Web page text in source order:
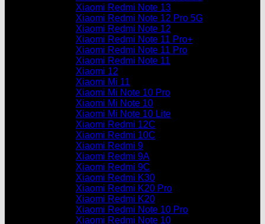
Xiaomi Redmi Note 13
Xiaomi Redmi Note 12 Pro 5G
Xiaomi Redmi Note 12
Xiaomi Redmi Note 11 Pro+
Xiaomi Redmi Note 11 Pro
Xiaomi Redmi Note 11
Xiaomi 12
Xiaomi Mi 11
Xiaomi Mi Note 10 Pro
Xiaomi Mi Note 10
Xiaomi Mi Note 10 Lite
Xiaomi Redmi 12C
Xiaomi Redmi 10C
Xiaomi Redmi 9
Xiaomi Redmi 9A
Xiaomi Redmi 9C
Xiaomi Redmi K30
Xiaomi Redmi K20 Pro
Xiaomi Redmi K20
Xiaomi Redmi Note 10 Pro
Xiaomi Redmi Note 10